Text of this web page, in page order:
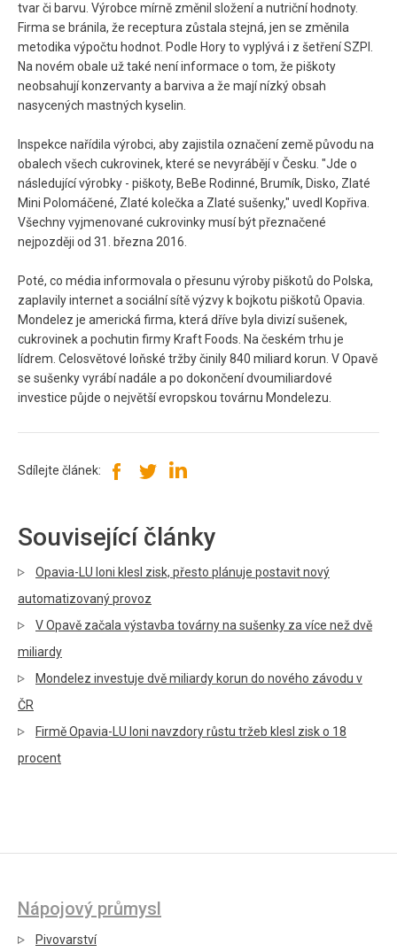
tvar či barvu. Výrobce mírně změnil složení a nutriční hodnoty.
Firma se bránila, že receptura zůstala stejná, jen se změnila
metodika výpočtu hodnot. Podle Hory to vyplývá i z šetření SZPI.
Na novém obale už také není informace o tom, že piškoty
neobsahují konzervanty a barviva a že mají nízký obsah
nasycených mastných kyselin.
Inspekce nařídila výrobci, aby zajistila označení země původu na
obalech všech cukrovinek, které se nevyrábějí v Česku. "Jde o
následující výrobky - piškoty, BeBe Rodinné, Brumík, Disko, Zlaté
Mini Polomáčené, Zlaté kolečka a Zlaté sušenky," uvedl Kopřiva.
Všechny vyjmenované cukrovinky musí být přeznačené
nejpozději od 31. března 2016.
Poté, co média informovala o přesunu výroby piškotů do Polska,
zaplavily internet a sociální sítě výzvy k bojkotu piškotů Opavia.
Mondelez je americká firma, která dříve byla divizí sušenek,
cukrovinek a pochutin firmy Kraft Foods. Na českém trhu je
lídrem. Celosvětové loňské tržby činily 840 miliard korun. V Opavě
se sušenky vyrábí nadále a po dokončení dvoumiliardové
investice půjde o největší evropskou továrnu Mondelezu.
Sdílejte článek:
Související články
Opavia-LU loni klesl zisk, přesto plánuje postavit nový
automatizovaný provoz
V Opavě začala výstavba továrny na sušenky za více než dvě
miliardy
Mondelez investuje dvě miliardy korun do nového závodu v
ČR
Firmě Opavia-LU loni navzdory růstu tržeb klesl zisk o 18
procent
Nápojový průmysl
Pivovarství